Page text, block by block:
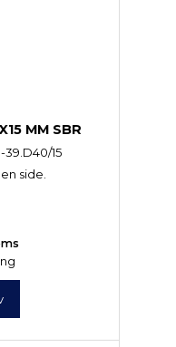
MM SBR
39.D40/15
side.